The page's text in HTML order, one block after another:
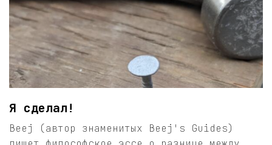
Я сделал!
Beej (автор знаменитых Beej's Guides)